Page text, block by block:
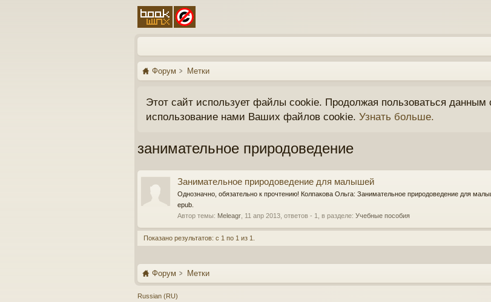
Форум Метки
Этот сайт использует файлы cookie. Продолжая пользоваться
использование нами Ваших файлов cookie. Узнать больше.
занимательное природоведение
Занимательное природоведение для малышей
Однозначно, обязательно к прочтению! Колпакова Ольга: Занимательное природоведение для
epub.
Автор темы: Meleagr 11 апр 2013 , ответов - 1, в разделе: Учебные пособия
Показано результатов: с 1 по 1 из 1.
Форум Метки
Russian (RU)